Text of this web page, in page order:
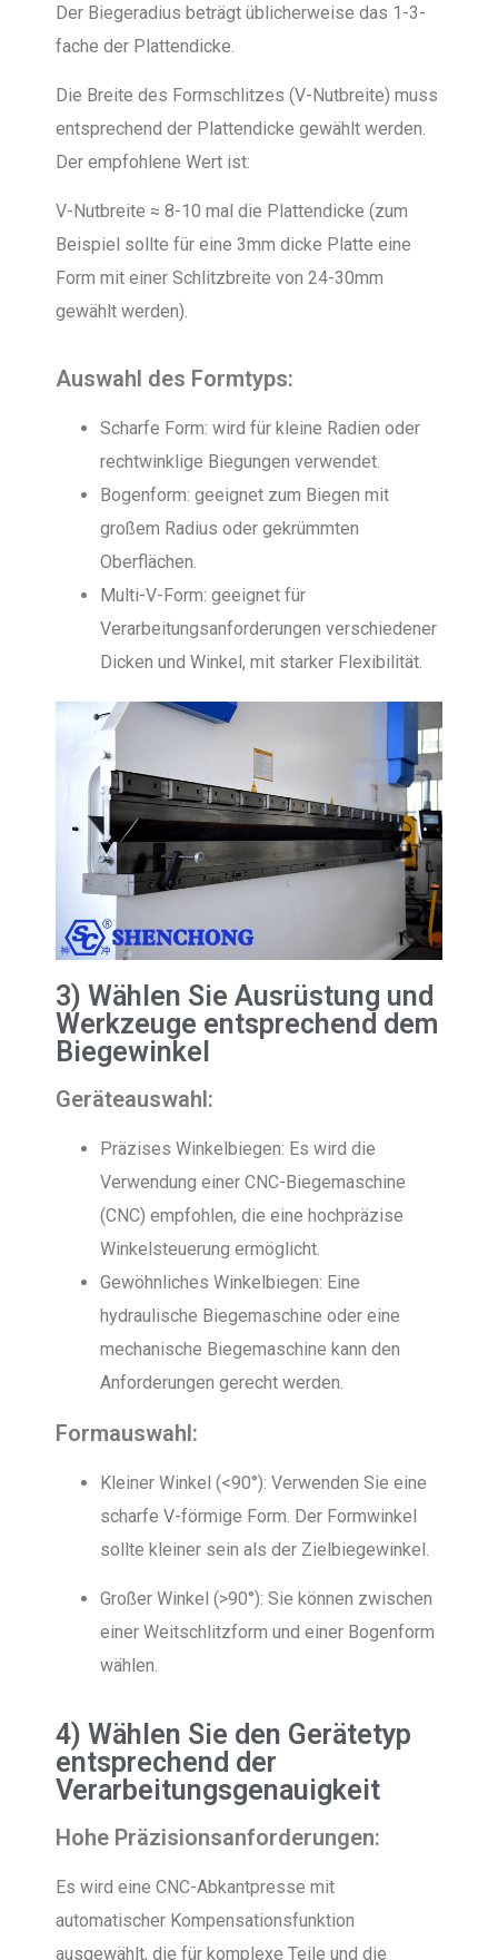
Der Biegeradius beträgt üblicherweise das 1-3-
fache der Plattendicke.
Die Breite des Formschlitzes (V-Nutbreite) muss
entsprechend der Plattendicke gewählt werden.
Der empfohlene Wert ist:
V-Nutbreite ≈ 8-10 mal die Plattendicke (zum
Beispiel sollte für eine 3mm dicke Platte eine
Form mit einer Schlitzbreite von 24-30mm
gewählt werden).
Auswahl des Formtyps:
Scharfe Form: wird für kleine Radien oder
rechtwinklige Biegungen verwendet.
Bogenform: geeignet zum Biegen mit
großem Radius oder gekrümmten
Oberflächen.
Multi-V-Form: geeignet für
Verarbeitungsanforderungen verschiedener
Dicken und Winkel, mit starker Flexibilität.
3) Wählen Sie Ausrüstung und
Werkzeuge entsprechend dem
Biegewinkel
Geräteauswahl:
Präzises Winkelbiegen: Es wird die
Verwendung einer CNC-Biegemaschine
(CNC) empfohlen, die eine hochpräzise
Winkelsteuerung ermöglicht.
Gewöhnliches Winkelbiegen: Eine
hydraulische Biegemaschine oder eine
mechanische Biegemaschine kann den
Anforderungen gerecht werden.
Formauswahl:
Kleiner Winkel (<90°): Verwenden Sie eine
scharfe V-förmige Form. Der Formwinkel
sollte kleiner sein als der Zielbiegewinkel.
Großer Winkel (>90°): Sie können zwischen
einer Weitschlitzform und einer Bogenform
wählen.
4) Wählen Sie den Gerätetyp
entsprechend der
Verarbeitungsgenauigkeit
Hohe Präzisionsanforderungen:
Es wird eine CNC-Abkantpresse mit
automatischer Kompensationsfunktion
ausgewählt, die für komplexe Teile und die